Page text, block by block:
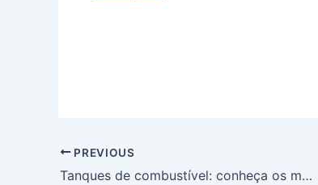
PREVIOUS
Tanques de combustível: conheça os modelos disponíveis